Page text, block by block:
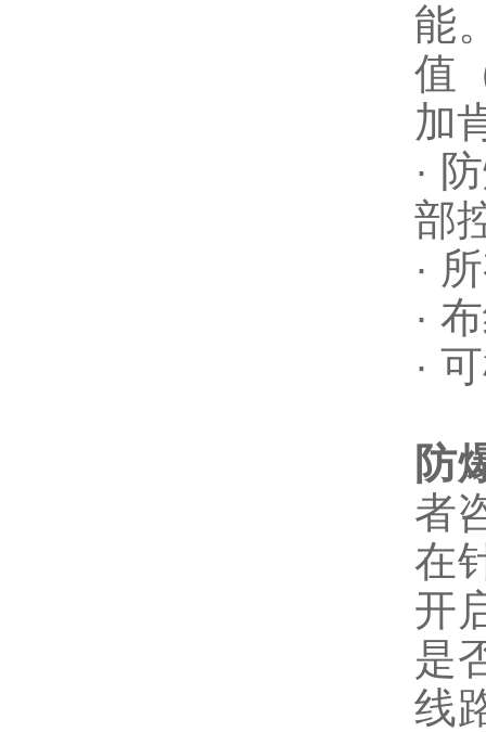
能
值
加
·
部
·
·
·
防
者
在
开
是
线